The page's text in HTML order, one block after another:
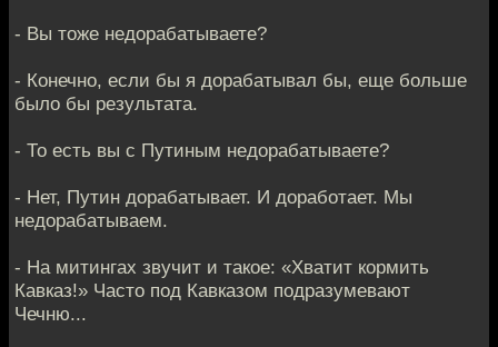
- Вы тоже недорабатываете?
- Конечно, если бы я дорабатывал бы, еще больше
было бы результата.
- То есть вы с Путиным недорабатываете?
- Нет, Путин дорабатывает. И доработает. Мы
недорабатываем.
- На митингах звучит и такое: «Хватит кормить
Кавказ!» Часто под Кавказом подразумевают
Чечню...